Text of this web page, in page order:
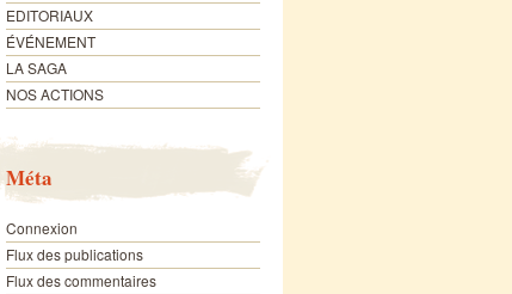
EDITORIAUX
ÉVÉNEMENT
LA SAGA
NOS ACTIONS
Méta
Connexion
Flux des publications
Flux des commentaires